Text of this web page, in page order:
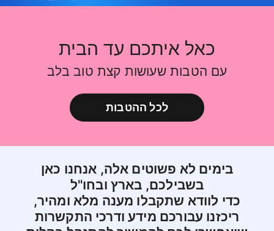
כאל איתכם עד הבית
עם הטבות שעושות קצת טוב בלב
לכל ההטבות
בימים לא פשוטים אלה, אנחנו כאן
בשבילכם, בארץ ובחו"ל
כדי לוודא שתקבלו מענה מלא ומהיר,
ריכזנו עבורכם מידע ודרכי התקשרות